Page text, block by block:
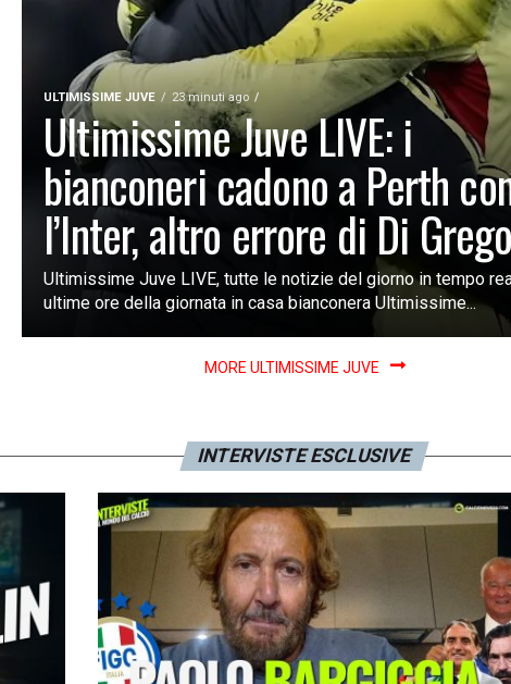
ULTIMISSIME JUVE 23 minuti ago
Ultimissime Juve LIVE: i
bianconeri cadono a Perth
l’Inter, altro errore di Di
Ultimissime Juve LIVE, tutte le notizie del giorno in tempo
ultime ore della giornata in casa bianconera Ultimissime...
MORE ULTIMISSIME JUVE
INTERVISTE ESCLUSIVE